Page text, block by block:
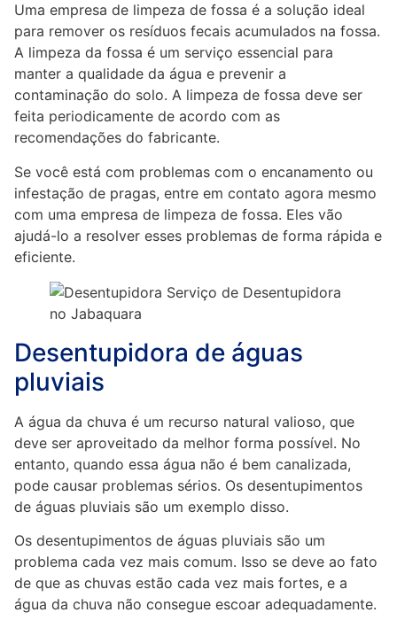
Uma empresa de limpeza de fossa é a solução ideal
para remover os resíduos fecais acumulados na fossa.
A limpeza da fossa é um serviço essencial para
manter a qualidade da água e prevenir a
contaminação do solo. A limpeza de fossa deve ser
feita periodicamente de acordo com as
recomendações do fabricante.
Se você está com problemas com o encanamento ou
infestação de pragas, entre em contato agora mesmo
com uma empresa de limpeza de fossa. Eles vão
ajudá-lo a resolver esses problemas de forma rápida e
eficiente.
Desentupidora de águas
pluviais
A água da chuva é um recurso natural valioso, que
deve ser aproveitado da melhor forma possível. No
entanto, quando essa água não é bem canalizada,
pode causar problemas sérios. Os desentupimentos
de águas pluviais são um exemplo disso.
Os desentupimentos de águas pluviais são um
problema cada vez mais comum. Isso se deve ao fato
de que as chuvas estão cada vez mais fortes, e a
água da chuva não consegue escoar adequadamente.